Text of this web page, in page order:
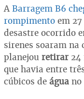
A Barragem B6
rompimento em
desastre ocorrido
sirenes soaram na
planejou retirar 24
que havia entre
cúbicos de água no